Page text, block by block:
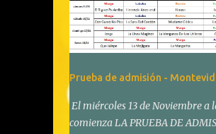
Prueba de admisión -
El miércoles 13 de Noviembre a
comienza LA PRUEBA DE